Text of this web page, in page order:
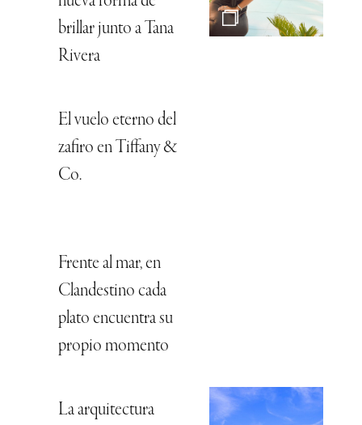
brillar junto a Tana
Rivera
El vuelo eterno del
zafiro en Tiffany &
Co.
Frente al mar, en
Clandestino cada
plato encuentra su
propio momento
La arquitectura